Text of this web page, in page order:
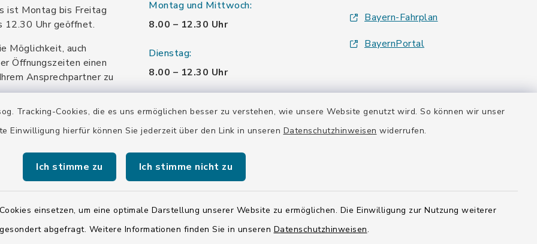
Tracking-Cookies, die es uns ermöglichen besser zu verstehen, wie unsere Website genutzt wird. So können wir unser
Einwilligung hierfür können Sie jederzeit über den Link in unseren Datenschutzhinweisen widerrufen.
Ich stimme zu Ich stimme nicht zu
einsetzen, um eine optimale Darstellung unserer Website zu ermöglichen. Die Einwilligung zur Nutzung weiterer
abgefragt. Weitere Informationen finden Sie in unseren Datenschutzhinweisen.
ist Montag bis Freitag
12.30 Uhr geöffnet.
Möglichkeit, auch
Öffnungszeiten einen
Ansprechpartner zu
Montag und Mittwoch:
8.00 – 12.30 Uhr
Dienstag:
8.00 – 12.30 Uhr
und 13.30 – 16 Uhr
Donnerstag:
und 13.30 – 18.00 Uhr
8.00 – 12.30 Uhr
Bayern-Fahrplan
BayernPortal